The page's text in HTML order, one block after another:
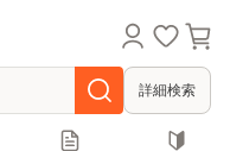
詳細検索